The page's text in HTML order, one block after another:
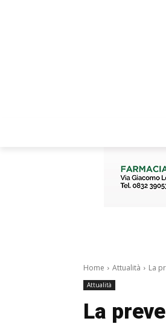
Home Attualità La
Attualità
La